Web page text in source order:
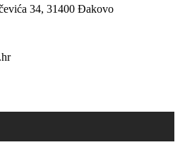
34, 31400 Đakovo